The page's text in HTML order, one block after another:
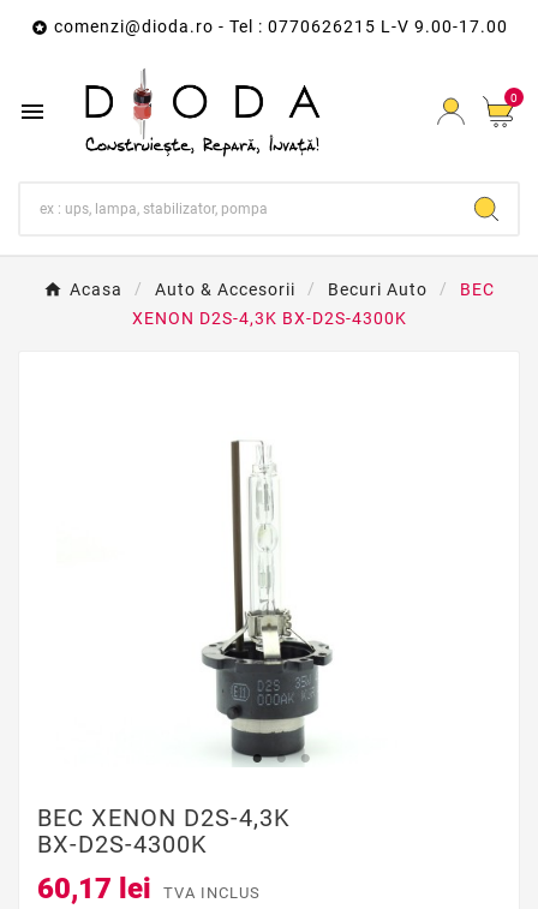
 comenzi@dioda.ro - Tel : 0770626215 L-V 9.00-17.00
 0
Acasa Auto & Accesorii Becuri Auto
BEC
XENON D2S-4,3K BX-D2S-4300K
BEC XENON D2S-4,3K
BX-D2S-4300K
60,17 lei TVA INCLUS